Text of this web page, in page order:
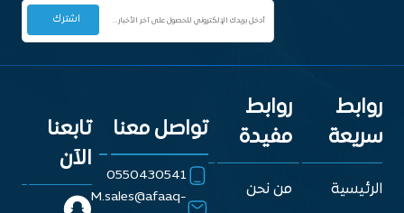
روابط
سريعة
الرئيسية
روابط
مفيدة
من نحن
تواصل معنا
0550430541
M.sales@afaaq-
تابعنا
الآن